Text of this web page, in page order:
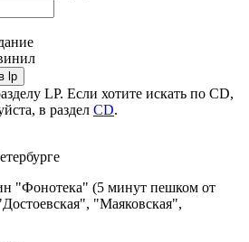
lp
LP. Если хотите искать по CD,
в раздел CD.
"Фонотека" (5 минут пешком от
"Маяковская",